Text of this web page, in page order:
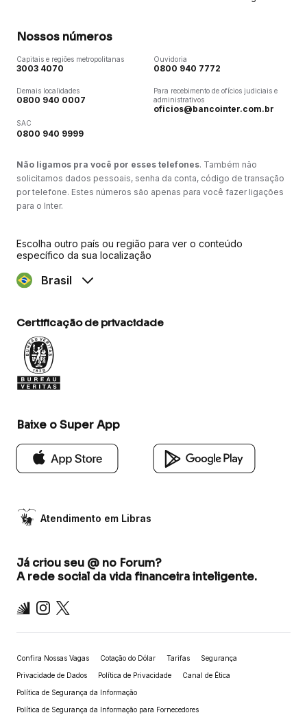
Nossos números
Capitais e regiões metropolitanas
3003 4070
Demais localidades
0800 940 0007
SAC
0800 940 9999
Ouvidoria
0800 940 7772
Para recebimento de ofícios judiciais e
administrativos
oficios@bancointer.com.br
Não ligamos pra você por esses telefones. Também não
solicitamos dados pessoais, senha da conta, código de transação
por telefone. Estes números são apenas para você fazer ligações
para o Inter.
Escolha outro país ou região para ver o conteúdo
específico da sua localização
Brasil
Certificação de privacidade
Baixe o Super App
Atendimento em Libras
Já criou seu @ no Forum?
A rede social da vida financeira inteligente.
Inter Instagram
X
Confira Nossas Vagas Cotação do Dólar Tarifas Segurança
Privacidade de Dados Política de Privacidade Canal de Ética
Política de Segurança da Informação
Política de Segurança da Informação para Fornecedores